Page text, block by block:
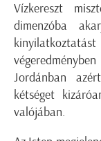
Vízkereszt
dimenzóba
Jordánban
kétséget
valójában.